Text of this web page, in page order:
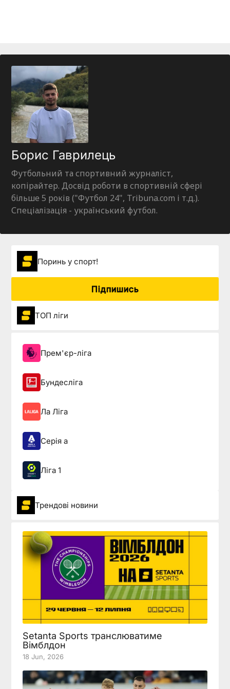
Борис Гаврилець
Футбольний та спортивний журналіст,
копірайтер. Досвід роботи в спортивній сфері
більше 5 років ("Футбол 24", Tribuna.com і т.д.).
Спеціалізація - український футбол.
Поринь у спорт!
Підпишись
ТОП ліги
Прем'єр-ліга
Бундесліга
Ла Ліга
Серія а
Ліга 1
Трендові новини
Setanta Sports транслюватиме
Вімблдон
18 Jun, 2026